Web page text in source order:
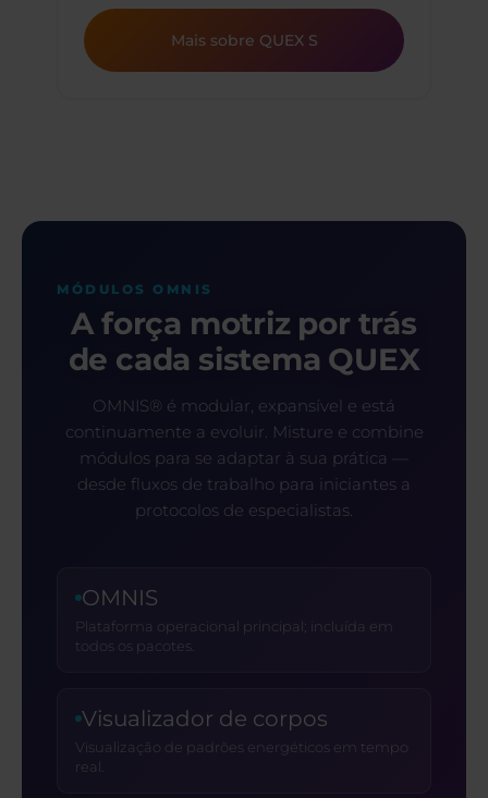
Mais sobre QUEX S
MÓDULOS OMNIS
A força motriz por trás
de cada sistema QUEX
OMNIS® é modular, expansível e está
continuamente a evoluir. Misture e combine
módulos para se adaptar à sua prática —
desde fluxos de trabalho para iniciantes a
protocolos de especialistas.
OMNIS
Plataforma operacional principal; incluída em
todos os pacotes.
Visualizador de corpos
Visualização de padrões energéticos em tempo
real.